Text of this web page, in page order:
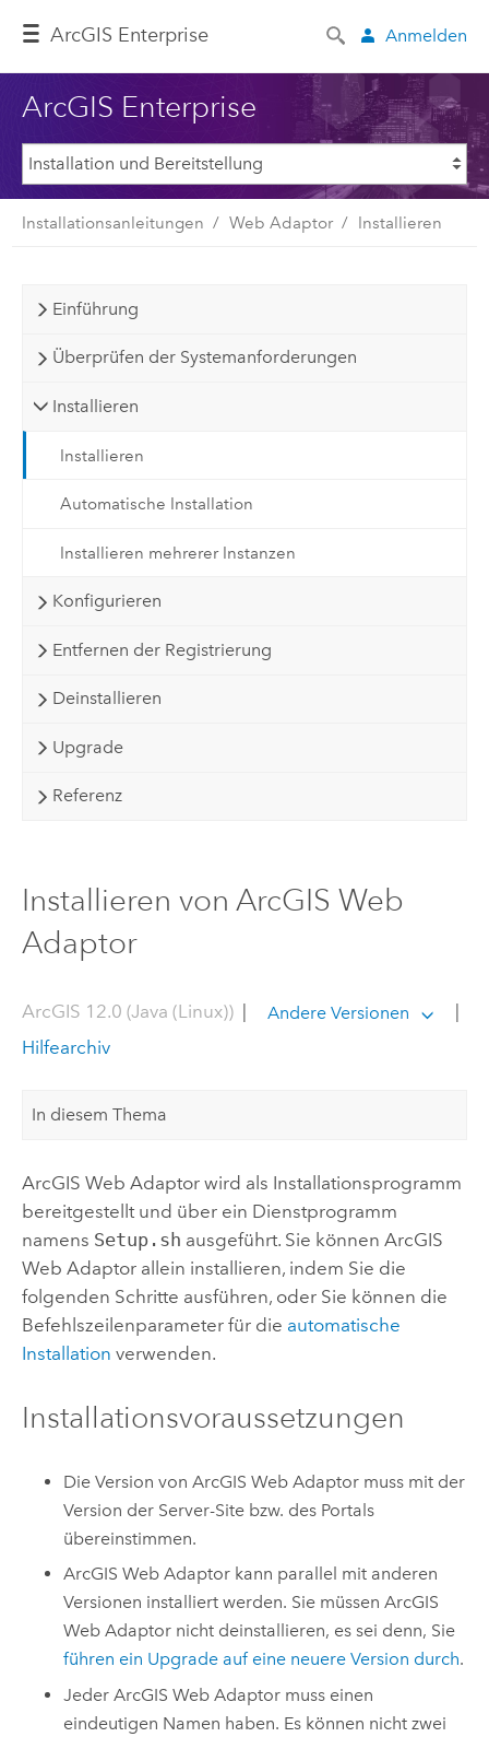
ArcGIS Enterprise Anmelden
ArcGIS Enterprise
Installationsanleitungen Web Adaptor Installieren
Einführung
Überprüfen der Systemanforderungen
Installieren
Installieren
Automatische Installation
Installieren mehrerer Instanzen
Konfigurieren
Entfernen der Registrierung
Deinstallieren
Upgrade
Referenz
Installieren von ArcGIS Web
Adaptor
ArcGIS 12.0 (Java (Linux))| Andere Versionen
Hilfearchiv
In diesem Thema
ArcGIS Web Adaptorwird als Installationsprogramm
bereitgestellt und über ein Dienstprogramm
namens Setup.sh ausgeführt. Sie können ArcGIS
Web Adaptorallein installieren, indem Sie die
folgenden Schritte ausführen, oder Sie können die
Befehlszeilenparameter für die automatische
Installation verwenden.
Installationsvoraussetzungen
Die Version vonArcGIS Web Adaptor muss mit der
Version der Server-Site bzw. des Portals
übereinstimmen.
ArcGIS Web Adaptor kann parallel mit anderen
Versionen installiert werden. Sie müssenArcGIS
Web Adaptor nicht deinstallieren, es sei denn, Sie
führen ein Upgrade auf eine neuere Version durch.
JederArcGIS Web Adaptor muss einen
eindeutigen Namen haben. Es können nicht zwei